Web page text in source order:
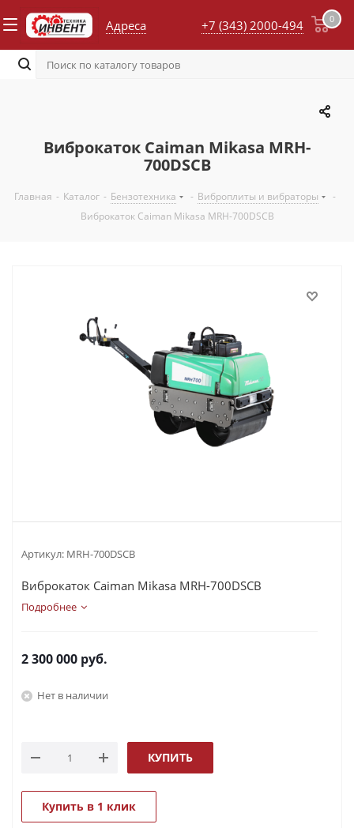
Адреса 0
+7 (343) 2000-494
Виброкаток Caiman Mikasa MRH-
700DSCB
Главная - Каталог - Бензотехника - Виброплиты и вибраторы
-
Виброкаток Caiman Mikasa MRH-700DSCB
Артикул: MRH-700DSCB
Виброкаток Caiman Mikasa MRH-700DSCB
Подробнее
2 300 000 руб.
Нет в наличии
КУПИТЬ
Купить в 1 клик